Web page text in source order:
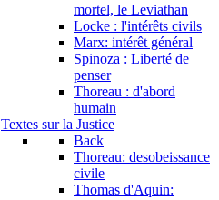
mortel, le Leviathan
Locke : l'intérêts civils
Marx: intérêt général
Spinoza : Liberté de
penser
Thoreau : d'abord
humain
Textes sur la Justice
Back
Thoreau: desobeissance
civile
Thomas d'Aquin: